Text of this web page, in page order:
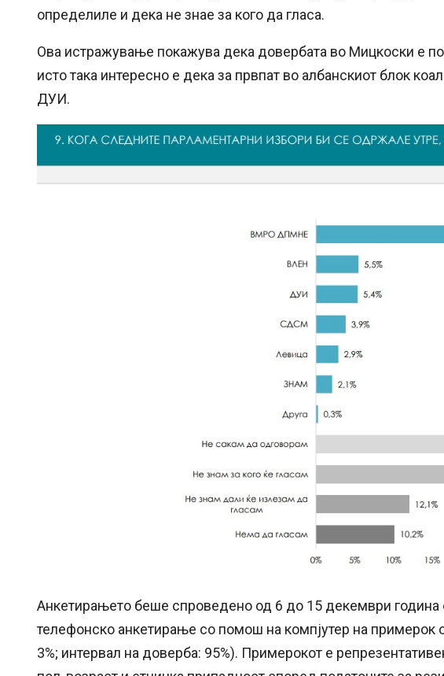
определиле и дека не знае за кого да гласа.
Ова истражување покажува дека довербата во Мицкоски е
исто така интересно е дека за првпат во албанскиот блок
ДУИ.
Анкетирањето беше спроведено од 6 до 15 декември година
телефонско анкетирање со помош на компјутер на примерок
3%; интервал на доверба: 95%). Примерокот е